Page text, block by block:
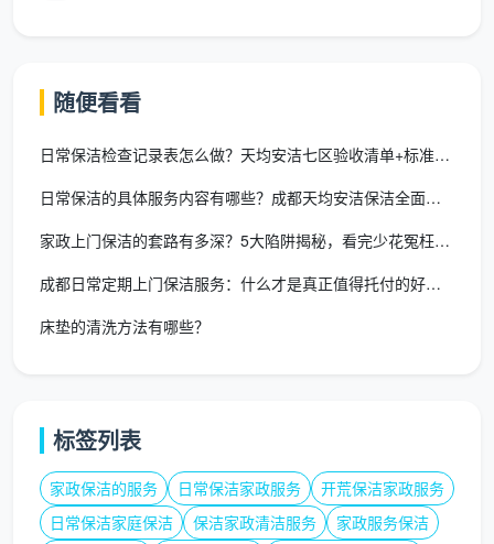
随便看看
日常保洁检查记录表怎么做？天均安洁七区验收清单+标准模板一次
日常保洁的具体服务内容有哪些？成都天均安洁保洁全面解析
家政上门保洁的套路有多深？5大陷阱揭秘，看完少花冤枉钱！
成都日常定期上门保洁服务：什么才是真正值得托付的好服务？
床垫的清洗方法有哪些？
标签列表
家政保洁的服务 日常保洁家政服务
开荒保洁家政服务
日常保洁家庭保洁
保洁家政清洁服务
家政服务保洁